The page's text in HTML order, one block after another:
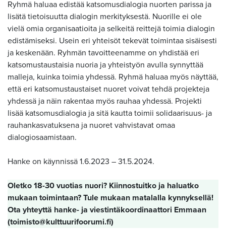
Ryhmä haluaa edistää katsomusdialogia nuorten parissa ja
lisätä tietoisuutta dialogin merkityksestä. Nuorille ei ole
vielä omia organisaatioita ja selkeitä reittejä toimia dialogin
edistämiseksi. Usein eri yhteisöt tekevät toimintaa sisäisesti
ja keskenään. Ryhmän tavoitteenamme on yhdistää eri
katsomustaustaisia nuoria ja yhteistyön avulla synnyttää
malleja, kuinka toimia yhdessä. Ryhmä haluaa myös näyttää,
että eri katsomustaustaiset nuoret voivat tehdä projekteja
yhdessä ja näin rakentaa myös rauhaa yhdessä. Projekti
lisää katsomusdialogia ja sitä kautta toimii solidaarisuus- ja
rauhankasvatuksena ja nuoret vahvistavat omaa
dialogiosaamistaan.
Hanke on käynnissä 1.6.2023 – 31.5.2024.
Oletko 18-30 vuotias nuori? Kiinnostuitko ja haluatko
mukaan toimintaan? Tule mukaan matalalla kynnyksellä!
Ota yhteyttä hanke- ja viestintäkoordinaattori Emmaan
(toimisto@kulttuurifoorumi.fi)